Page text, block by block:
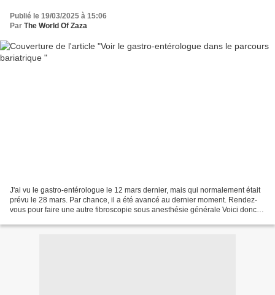
Publié le 19/03/2025 à 15:06
Par The World Of Zaza
J'ai vu le gastro-entérologue le 12 mars dernier, mais qui normalement était
prévu le 28 mars. Par chance, il a été avancé au dernier moment. Rendez-
vous pour faire une autre fibroscopie sous anesthésie générale Voici donc